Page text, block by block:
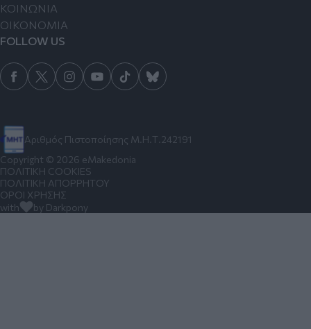
Αριθμός Πιστοποίησης Μ.Η.Τ.242191
ΚΟΙΝΩΝΙΑ
ΟΙΚΟΝΟΜΙΑ
FOLLOW US
Copyright © 2026 eMakedonia
ΠΟΛΙΤΙΚΗ COOKIES
ΠΟΛΙΤΙΚΗ ΑΠΟΡΡΗΤΟΥ
ΟΡΟΙ ΧΡΗΣΗΣ
with
by Darkpony